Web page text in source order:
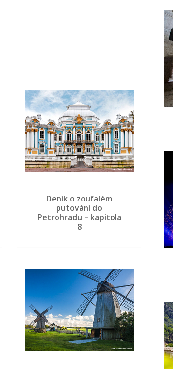
Deník o zoufalém
putování do
Petrohradu – kapitola
8